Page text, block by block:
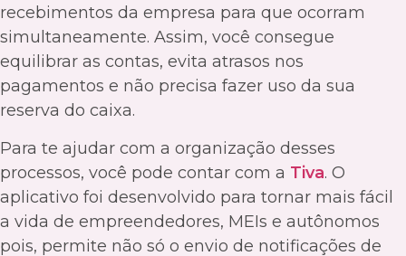
recebimentos da empresa para que ocorram
simultaneamente. Assim, você consegue
equilibrar as contas, evita atrasos nos
pagamentos e não precisa fazer uso da sua
reserva do caixa.
Para te ajudar com a organização desses
processos, você pode contar com a Tiva. O
aplicativo foi desenvolvido para tornar mais fácil
a vida de empreendedores, MEIs e autônomos
pois, permite não só o envio de notificações de